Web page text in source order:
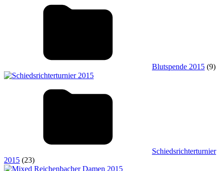
Blutspende 2015 (9)
Schiedsrichterturnier
2015 (23)